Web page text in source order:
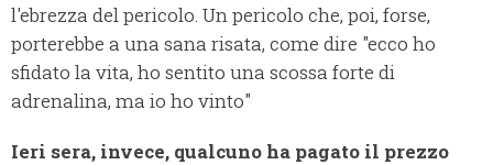
l'ebrezza del pericolo. Un pericolo che, poi, forse,
porterebbe a una sana risata, come dire "ecco ho
sfidato la vita, ho sentito una scossa forte di
adrenalina, ma io ho vinto"
Ieri sera, invece, qualcuno ha pagato il prezzo